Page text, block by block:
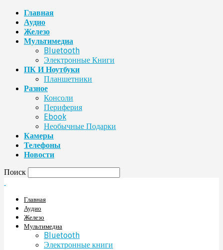
Главная
Аудио
Железо
Мультимедиа
Bluetooth
Электронные Книги
ПК И Ноутбуки
Планшетники
Разное
Консоли
Периферия
Ebook
Необычные Подарки
Камеры
Телефоны
Новости
Поиск
Главная
Аудио
Железо
Мультимедиа
Bluetooth
Электронные книги